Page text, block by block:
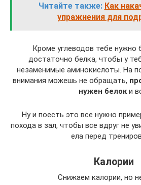
Читайте также: Как
упражнения для
Кроме углеводов тебе нужно
достаточно белка, чтобы у
незаменимые аминокислоты. На
внимания можешь не обращать,
нужен белок и
Ну и поесть это все нужно
похода в зал, чтобы все вдруг не
ела перед
Калории
Снижаем калории, но